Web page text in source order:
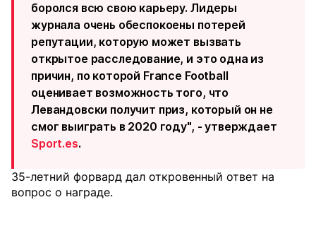
боролся всю свою карьеру. Лидеры
журнала очень обеспокоены потерей
репутации, которую может вызвать
открытое расследование, и это одна из
причин, по которой France Football
оценивает возможность того, что
Левандовски получит приз, который он не
смог выиграть в 2020 году", - утверждает
Sport.es.
35-летний форвард дал откровенный ответ на
вопрос о награде.